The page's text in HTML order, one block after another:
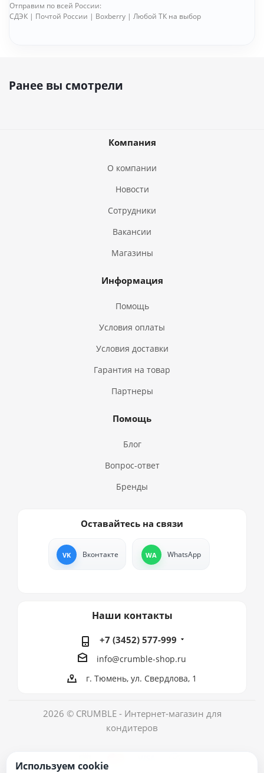
Отправим по всей России:
СДЭК | Почтой России | Boxberry | Любой ТК на выбор
Ранее вы смотрели
Компания
О компании
Новости
Сотрудники
Вакансии
Магазины
Информация
Помощь
Условия оплаты
Условия доставки
Гарантия на товар
Партнеры
Помощь
Блог
Вопрос-ответ
Бренды
Оставайтесь на связи
Вконтакте WhatsApp
Наши контакты
+7 (3452) 577-999
info@crumble-shop.ru
г. Тюмень, ул. Свердлова, 1
2026 © CRUMBLE - Интернет-магазин для
кондитеров
Используем cookie